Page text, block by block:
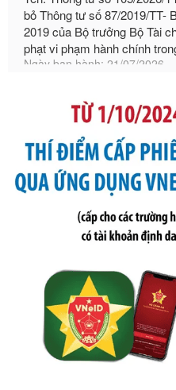
Số kí hiệu:291/2026/NĐ-
Tên: Nghị định số 291/
đổi, bổ sung một số điều
ngày 19 tháng 10 năm 2020
sung bởi Nghị định số 102/
Ngày ban hành: 20/07/2026
Số kí hiệu:
2303/QĐ-
Tên: Quyết định công bố
ban hành, được sửa đổi, bổ
Quy trình nội bộ, quy trình
lý của Sở Văn hóa, Thể tha
Ngày ban hành: 01/06/2026
Tên: Quyết định công bố
được sửa đổi, bổ sung và
trình điện tử giải quyết thủ
lịch thuộc phạm vi chức
thao và Du lịch
Ngày ban hành: 01/06/2026